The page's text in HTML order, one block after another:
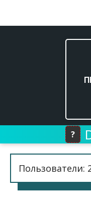
?
Пользователи: